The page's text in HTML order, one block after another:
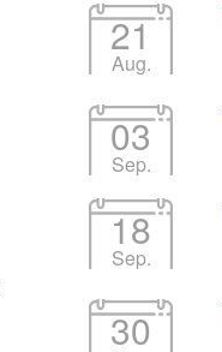
21
Aug.
03
Sep.
18
Sep.
30